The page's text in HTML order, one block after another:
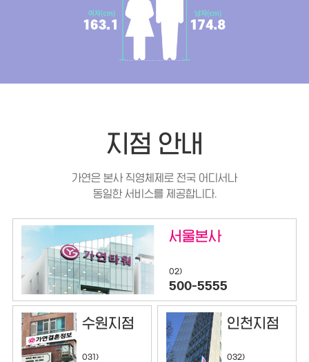
지점 안내
가연은 본사 직영체제로 전국 어디서나
동일한 서비스를 제공합니다.
서울본사
02)
500-5555
수원지점
031)
인천지점
032)